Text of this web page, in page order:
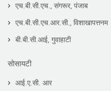
एच.बी.सी.एच., संगरूर, पंजाब
एच.बी.सी.एच.आर.सी., विशाखापत्तनम
बी.बी.सी.आई, गुवाहाटी
सोसायटी
आई.ए.सी. आर